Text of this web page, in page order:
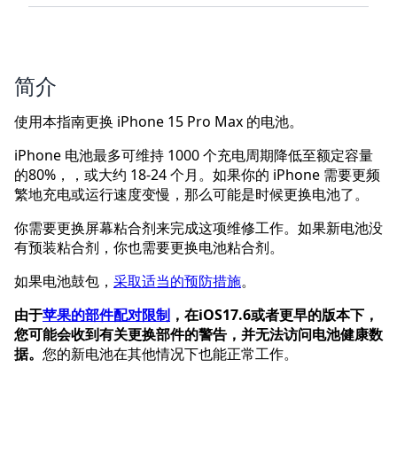
简介
使用本指南更换 iPhone 15 Pro Max 的电池。
iPhone 电池最多可维持 1000 个充电周期降低至额定容量
的80%，，或大约 18-24 个月。如果你的 iPhone 需要更频
繁地充电或运行速度变慢，那么可能是时候更换电池了。
你需要更换屏幕粘合剂来完成这项维修工作。如果新电池没
有预装粘合剂，你也需要更换电池粘合剂。
如果电池鼓包， 采取适当的预防措施。
由于苹果的部件配对限制 ，在iOS17.6或者更早的版本下，
您可能会收到有关更换部件的警告，并无法访问电池健康数
据。 您的新电池在其他情况下也能正常工作。